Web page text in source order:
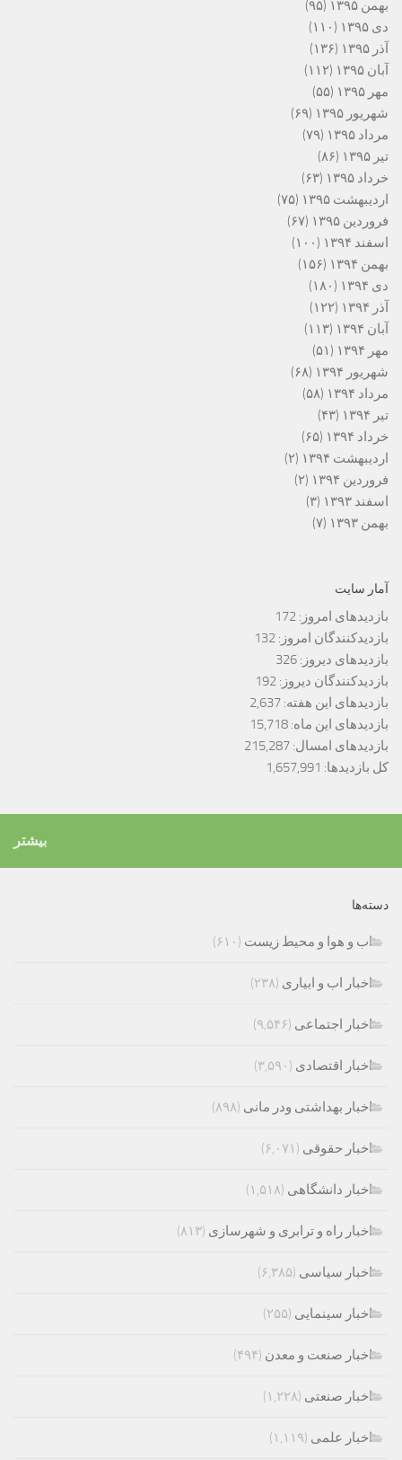
بهمن ۱۳۹۵
(۹۵)
دی ۱۳۹۵
(۱۱۰)
آذر ۱۳۹۵
(۱۳۶)
آبان ۱۳۹۵
(۱۱۲)
مهر ۱۳۹۵
(۵۵)
شهریور ۱۳۹۵
(۶۹)
مرداد ۱۳۹۵
(۷۹)
تیر ۱۳۹۵
(۸۶)
خرداد ۱۳۹۵
(۶۳)
اردیبهشت ۱۳۹۵
(۷۵)
فروردین ۱۳۹۵
(۶۷)
اسفند ۱۳۹۴
(۱۰۰)
بهمن ۱۳۹۴
(۱۵۶)
دی ۱۳۹۴
(۱۸۰)
آذر ۱۳۹۴
(۱۲۲)
آبان ۱۳۹۴
(۱۱۳)
مهر ۱۳۹۴
(۵۱)
شهریور ۱۳۹۴
(۶۸)
مرداد ۱۳۹۴
(۵۸)
تیر ۱۳۹۴
(۴۳)
خرداد ۱۳۹۴
(۶۵)
اردیبهشت ۱۳۹۴
(۲)
فروردین ۱۳۹۴
(۲)
اسفند ۱۳۹۳
(۳)
بهمن ۱۳۹۳
(۷)
آمار سایت
بازدیدهای امروز: 172
بازدیدکنندگان امروز: 132
بازدیدهای دیروز: 326
بازدیدکنندگان دیروز: 192
بازدیدهای این هفته: 2,637
بازدیدهای این ماه: 15,718
بازدیدهای امسال: 215,287
کل بازدیدها: 1,657,991
بیشتر
دسته‌ها
اب و هوا و محیط زیست (۶۱۰)
اخبار اب و ابیاری (۲۳۸)
اخبار اجتماعی (۹,۵۴۶)
اخبار اقتصادی (۳,۵۹۰)
اخبار بهداشتی ودر مانی (۸۹۸)
اخبار حقوقی (۶,۰۷۱)
اخبار دانشگاهی (۱,۵۱۸)
اخبار راه و ترابری و شهرسازی (۸۱۳)
اخبار سیاسی (۶,۳۸۵)
اخبار سینمایی (۲۵۵)
اخبار صنعت و معدن (۴۹۴)
اخبار صنعتی (۱,۲۲۸)
اخبار علمی (۱,۱۱۹)